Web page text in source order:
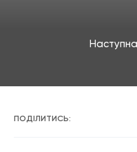
ПОДІЛИТИСЬ: